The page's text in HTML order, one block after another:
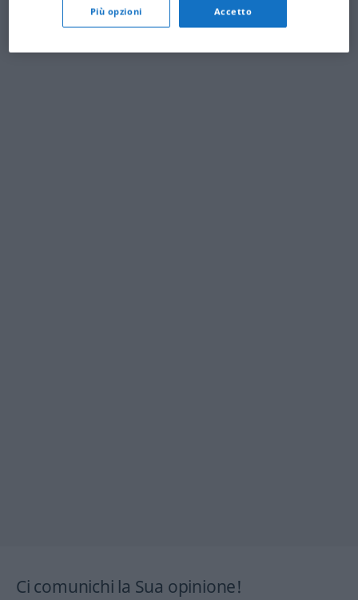
Ci comunichi la Sua opinione!
Più opzioni Accetto